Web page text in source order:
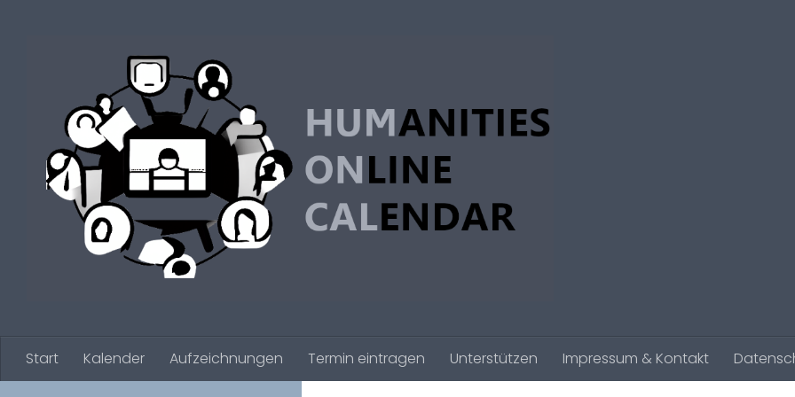
Start Kalender Aufzeichnungen Termin eintragen Unterstützen Impressum & Kontakt